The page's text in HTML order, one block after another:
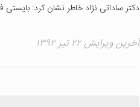
دکتر ساداتی نژاد خاطر نشان کرد:
آخرین ویرایش ۲۲ تیر ۱۳۹۲